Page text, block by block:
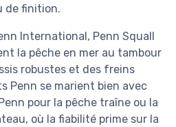
de finition.
International, Penn Squall
la pêche en mer au tambour
robustes et des freins
Penn se marient bien avec
pour la pêche traîne ou la
où la fiabilité prime sur la